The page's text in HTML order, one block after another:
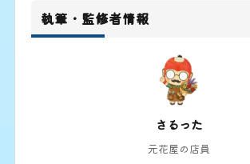
執筆・監修者情報
さるった
元花屋の店員